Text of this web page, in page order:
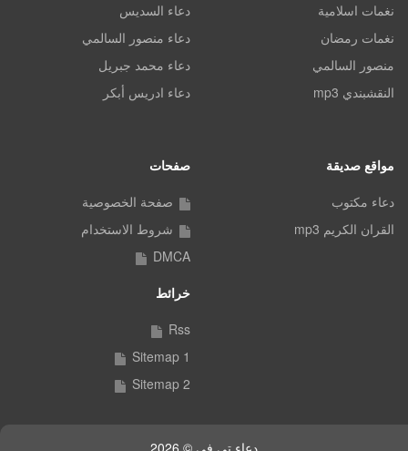
نغمات اسلامية
نغمات رمضان
منصور السالمي
النقشبندي mp3
دعاء السديس
دعاء منصور السالمي
دعاء محمد جبريل
دعاء ادريس أبكر
مواقع صديقة
دعاء مكتوب
القران الكريم mp3
صفحات
صفحة الخصوصية
شروط الاستخدام
DMCA
خرائط
Rss
Sitemap 1
Sitemap 2